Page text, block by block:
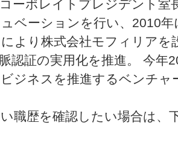
ーポレイトプレジデント室
ベーションを行い、2010
より株式会社モフィリアを
認証の実用化を推進。 今年
ジネスを推進するベンチャ
職歴を確認したい場合は